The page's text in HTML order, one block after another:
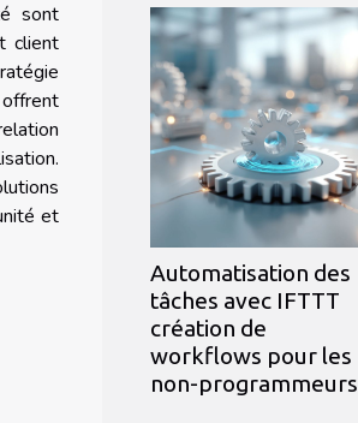
sont
client
et
Automatisation des
tâches avec IFTTT
création de
workflows pour les
non-programmeurs